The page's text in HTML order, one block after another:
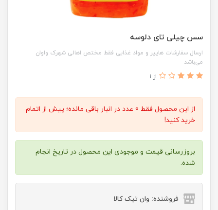
سس چیلی تای دلوسه
ارسال سفارشات هایپر و مواد غذایی فقط مختص اهالی شهرک واوان
می‌باشد
از 1
از این محصول فقط 0 عدد در انبار باقی مانده؛ پیش از اتمام
خرید کنید!
بروزرسانی قیمت و موجودی این محصول در تاریخ انجام
شده.
فروشنده: وان تیک کالا